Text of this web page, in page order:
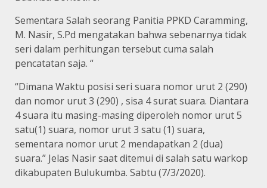
Sementara Salah seorang Panitia PPKD Caramming,
M. Nasir, S.Pd mengatakan bahwa sebenarnya tidak
seri dalam perhitungan tersebut cuma salah
pencatatan saja. “
“Dimana Waktu posisi seri suara nomor urut 2 (290)
dan nomor urut 3 (290) , sisa 4 surat suara. Diantara
4 suara itu masing-masing diperoleh nomor urut 5
satu(1) suara, nomor urut 3 satu (1) suara,
sementara nomor urut 2 mendapatkan 2 (dua)
suara.” Jelas Nasir saat ditemui di salah satu warkop
dikabupaten Bulukumba. Sabtu (7/3/2020).